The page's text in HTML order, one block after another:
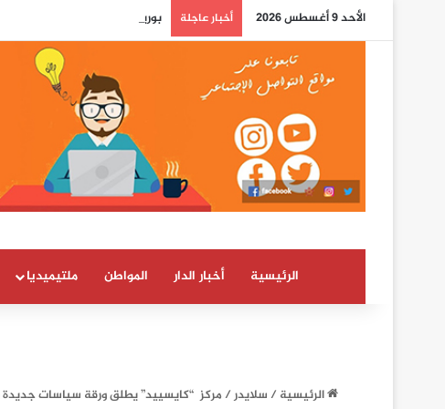
الأحد 9 أغسطس 2026 أخبار عاجلة بوريطة: اعتراف كولومبيا
الرئيسية أخبار الدار المواطن ملتيميديا
الرئيسية/ سلايدر/مركز “كايسييد” يطلق ورقة سياسات جديدة